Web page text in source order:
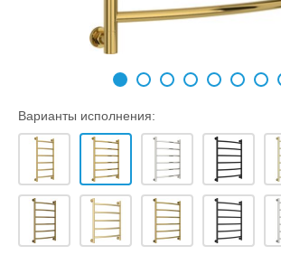
Варианты исполнения: